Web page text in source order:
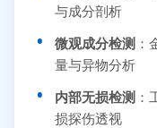
与成分剖析
微观成分检测 ：
量与异物分析
内部无损检测 ：
损探伤透视